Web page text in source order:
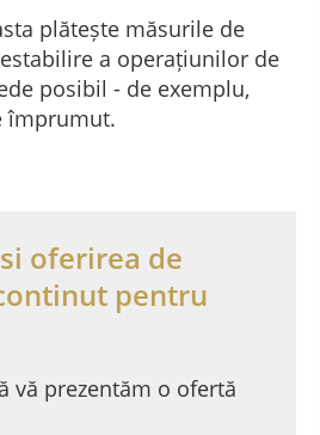
plătește măsurile de
a operațiunilor de
posibil - de exemplu,
împrumut.
oferirea de
pentru
vă prezentăm o ofertă